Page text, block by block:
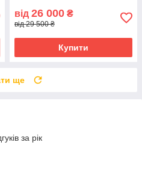
від 26 000 ₴
від 29 500 ₴
Купити
ще
за рік